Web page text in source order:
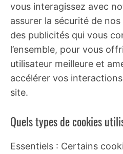
vous interagissez avec
assurer la sécurité de
des publicités qui vous
l’ensemble, pour vous
utilisateur meilleure et
accélérer vos
site.
Quels types de cookies
Essentiels : Certains